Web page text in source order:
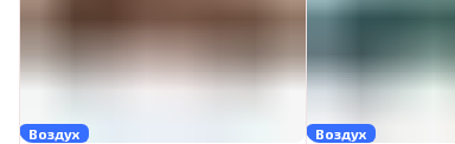
Воздух Воздух